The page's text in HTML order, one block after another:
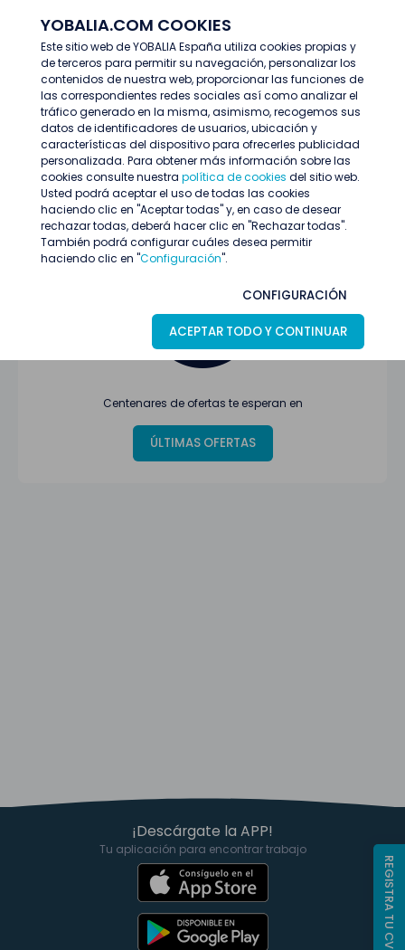
YOBALIA.COM COOKIES
Este sitio web de YOBALIA España utiliza cookies propias y
de terceros para permitir su navegación, personalizar los
contenidos de nuestra web, proporcionar las funciones de
las correspondientes redes sociales así como analizar el
tráfico generado en la misma, asimismo, recogemos sus
datos de identificadores de usuarios, ubicación y
características del dispositivo para ofrecerles publicidad
personalizada. Para obtener más información sobre las
cookies consulte nuestra política de cookies del sitio web.
Usted podrá aceptar el uso de todas las cookies
haciendo clic en "Aceptar todas" y, en caso de desear
rechazar todas, deberá hacer clic en "Rechazar todas".
También podrá configurar cuáles desea permitir
haciendo clic en "Configuración".
CONFIGURACIÓN
ACEPTAR TODO Y CONTINUAR
Últimas ofertas
Oferta no encontrada o ha finalizado su
proceso de selección
Centenares de ofertas te esperan en
ÚLTIMAS OFERTAS
¡Descárgate la APP!
Tu aplicación para encontrar trabajo
REGISTRA TU CV